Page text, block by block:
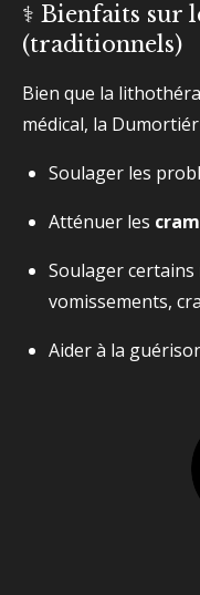
⚕️ Bienfaits sur
(traditionnels)
Bien que la
médical, la
Soulager les
Atténuer les
Soulager certains
vomissements,
Aider à la